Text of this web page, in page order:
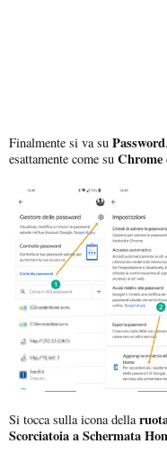
Finalmente si va su Password
esattamente come su Chrome
Si tocca sulla icona della
Scorciatoia a Schermata